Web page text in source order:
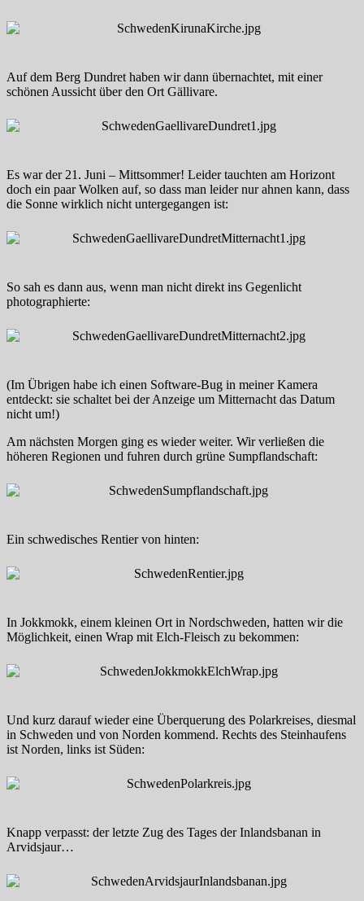
Auf dem Berg Dundret haben wir dann übernachtet, mit einer
schönen Aussicht über den Ort Gällivare.
Es war der 21. Juni – Mittsommer! Leider tauchten am Horizont
doch ein paar Wolken auf, so dass man leider nur ahnen kann, dass
die Sonne wirklich nicht untergegangen ist:
So sah es dann aus, wenn man nicht direkt ins Gegenlicht
photographierte:
(Im Übrigen habe ich einen Software-Bug in meiner Kamera
entdeckt: sie schaltet bei der Anzeige um Mitternacht das Datum
nicht um!)
Am nächsten Morgen ging es wieder weiter. Wir verließen die
höheren Regionen und fuhren durch grüne Sumpflandschaft:
Ein schwedisches Rentier von hinten:
In Jokkmokk, einem kleinen Ort in Nordschweden, hatten wir die
Möglichkeit, einen Wrap mit Elch-Fleisch zu bekommen:
Und kurz darauf wieder eine Überquerung des Polarkreises, diesmal
in Schweden und von Norden kommend. Rechts des Steinhaufens
ist Norden, links ist Süden:
Knapp verpasst: der letzte Zug des Tages der Inlandsbanan in
Arvidsjaur…